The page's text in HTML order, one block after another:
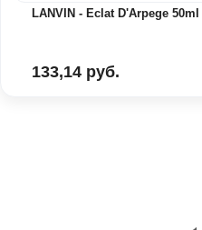
LANVIN - Eclat D'Arpege
133,14 руб.